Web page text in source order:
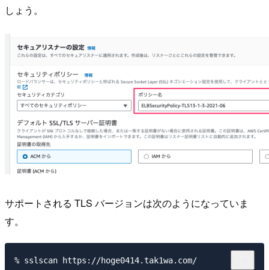
しょう。
サポートされる TLS バージョンは次のようになっていま
す。
% sslscan https://hoge0414.tak1wa.com/